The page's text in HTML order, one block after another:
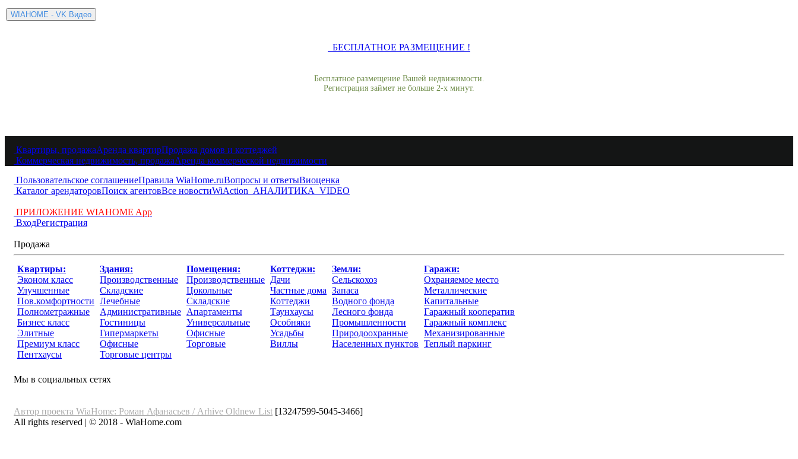
БЕСПЛАТНОЕ РАЗМЕЩЕНИЕ !
Бесплатное размещение Вашей недвижимости.
Регистрация займет не больше 2-х минут.
Квартиры, продажаАренда квартирПродажа домов и коттеджей
Коммерческая недвижимость, продажаАренда коммерческой недвижимости
Пользовательское соглашениеПравила WiaHome.ruВопросы и ответыВиоценка
Каталог арендаторовПоиск агентовВсе новостиWiAction АНАЛИТИКА VIDEO
ПРИЛОЖЕНИЕ WIAHOME App
ВходРегистрация
Продажа
Квартиры:
Эконом класс
Улучшенные
Пов.комфортности
Полнометражные
Бизнес класс
Элитные
Премиум класс
Пентхаусы
Здания:
Производственные
Складские
Лечебные
Административные
Гостиницы
Гипермаркеты
Офисные
Торговые центры
Помещения:
Производственные
Цокольные
Складские
Апартаменты
Универсальные
Офисные
Торговые
Коттеджи:
Дачи
Частные дома
Коттеджи
Таунхаусы
Особняки
Усадьбы
Виллы
Земли:
Сельскохоз
Запаса
Водного фонда
Лесного фонда
Промышленности
Природоохранные
Населенных пунктов
Гаражи:
Охраняемое место
Металлические
Капитальные
Гаражный кооператив
Гаражный комплекс
Механизированные
Теплый паркинг
Мы в социальных сетях
Автор проекта WiaHome: Роман Афанасьев / Arhive Oldnew List [13247599-5045-3466]
All rights reserved | © 2018 - WiaHome.com